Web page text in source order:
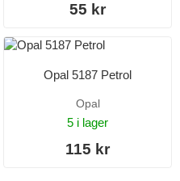
55 kr
Opal 5187 Petrol
Opal
5 i lager
115 kr